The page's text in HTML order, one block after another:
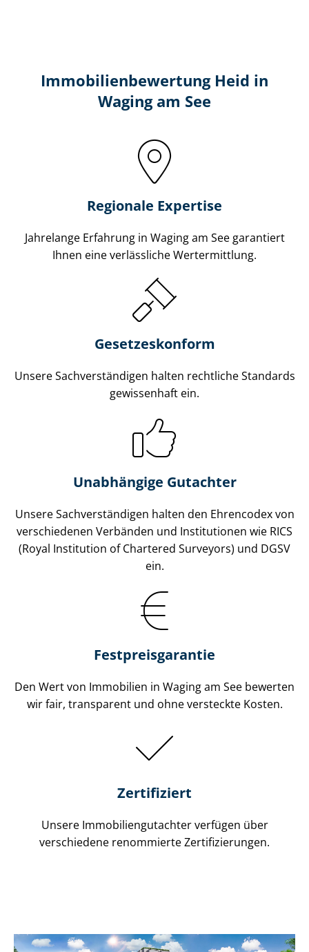
Immobilien­bewertung Heid in
Waging am See
Regionale Expertise
Jahrelange Erfahrung in Waging am See garantiert
Ihnen eine verlässliche Wertermittlung.
Gesetzes­konform
Unsere Sach­ver­stän­di­gen halten rechtliche Standards
gewissenhaft ein.
Unabhängige Gutachter
Unsere Sach­ver­stän­di­gen halten den Ehrencodex von
verschiedenen Verbänden und Institutionen wie RICS
(Royal Institution of Chartered Surveyors) und DGSV
ein.
Festpreis​garantie
Den Wert von Immobilien in Waging am See bewerten
wir fair, transparent und ohne versteckte Kosten.
Zertifiziert
Unsere Immobilien­gutachter verfügen über
verschiedene renommierte Zer­ti­fi­zie­run­gen.